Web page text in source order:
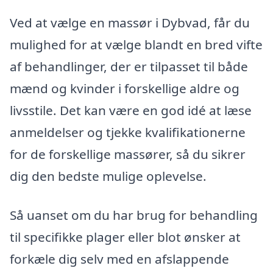
Ved at vælge en massør i Dybvad, får du
mulighed for at vælge blandt en bred vifte
af behandlinger, der er tilpasset til både
mænd og kvinder i forskellige aldre og
livsstile. Det kan være en god idé at læse
anmeldelser og tjekke kvalifikationerne
for de forskellige massører, så du sikrer
dig den bedste mulige oplevelse.
Så uanset om du har brug for behandling
til specifikke plager eller blot ønsker at
forkæle dig selv med en afslappende